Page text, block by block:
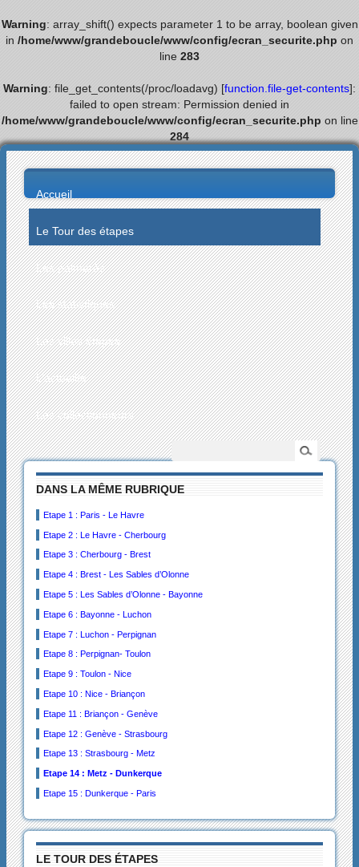
Warning: array_shift() expects parameter 1 to be array, boolean given
in /home/www/grandeboucle/www/config/ecran_securite.php on
line 283
Warning: file_get_contents(/proc/loadavg) [function.file-get-contents]:
failed to open stream: Permission denied in
/home/www/grandeboucle/www/config/ecran_securite.php on line
284
Accueil
Le Tour des étapes
Les palmarès
Les statistiques
Les villes étapes
L’actualité
Les collectionneurs
DANS LA MÊME RUBRIQUE
Etape 1 : Paris - Le Havre
Etape 2 : Le Havre - Cherbourg
Etape 3 : Cherbourg - Brest
Etape 4 : Brest - Les Sables d’Olonne
Etape 5 : Les Sables d’Olonne - Bayonne
Etape 6 : Bayonne - Luchon
Etape 7 : Luchon - Perpignan
Etape 8 : Perpignan- Toulon
Etape 9 : Toulon - Nice
Etape 10 : Nice - Briançon
Etape 11 : Briançon - Genève
Etape 12 : Genève - Strasbourg
Etape 13 : Strasbourg - Metz
Etape 14 : Metz - Dunkerque
Etape 15 : Dunkerque - Paris
LE TOUR DES ÉTAPES